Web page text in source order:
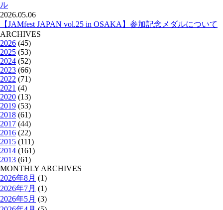
ル
2026.05.06
【JAMfest JAPAN vol.25 in OSAKA】参加記念メダルについて
ARCHIVES
2026 (45)
2025 (53)
2024 (52)
2023 (66)
2022 (71)
2021 (4)
2020 (13)
2019 (53)
2018 (61)
2017 (44)
2016 (22)
2015 (111)
2014 (161)
2013 (61)
MONTHLY ARCHIVES
2026年8月 (1)
2026年7月 (1)
2026年5月 (3)